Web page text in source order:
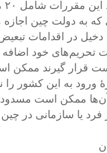
که به دولت چین اجازه
در اقدامات
تحریم‌های خود اضافه
قرار گیرند ممکن
ورود به این کشور را
ممکن است مسدود
فرد یا سازمانی در